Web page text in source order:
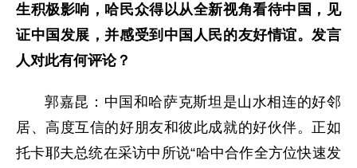
生积极影响，哈民众得以从全新视角看待中国，见
证中国发展，并感受到中国人民的友好情谊。发言
人对此有何评论？
郭嘉昆：中国和哈萨克斯坦是山水相连的好邻
居、高度互信的好朋友和彼此成就的好伙伴。正如
托卡耶夫总统在采访中所说“哈中合作全方位快速发